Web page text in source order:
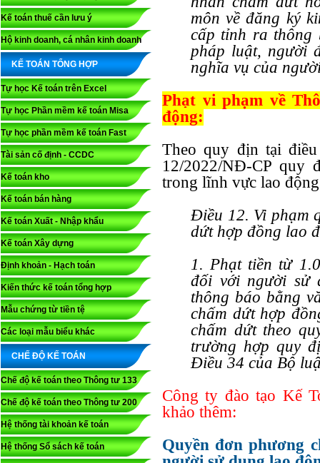
Kế toán thuế cần lưu ý
Hộ kinh doanh, cá nhân kinh doanh
KẾ TOÁN TỔNG HỢP
Tự học Kế toán trên Excel
Tự học Phần mềm kế toán Misa
Tự học phần mềm kế toán Fast
Tài sản cố định - CCDC
Kế toán kho
Kế toán bán hàng
Kế toán Xuất - Nhập khẩu
Kế toán Xây dựng
Định khoản - Hạch toán
Kiến thức kế toán tổng hợp
Mẫu chứng từ tiền tệ
Các loại mẫu biểu khác
CHẾ ĐỘ KẾ TOÁN
Chế độ kế toán theo Thông tư 133
Chế độ kế toán theo Thông tư 200
Hệ thống tài khoản kế toán
Hệ thống Sổ sách kế toán
môn về đăng ký
cấp tỉnh ra thông
pháp luật, người
nghĩa vụ của
Phạt vi phạm về
động:
Theo quy địn tại
12/2022/NĐ-CP quy
trong lĩnh vực lao
Điều 12. Vi phạm
dứt hợp đồng lao
1. Phạt tiền từ
đối với người sử
thông báo bằng
chấm dứt hợp
chấm dứt theo
trường hợp quy
Điều 34 của Bộ
Công ty đào tạo Kế
khảo thêm:
Quyền đơn phương